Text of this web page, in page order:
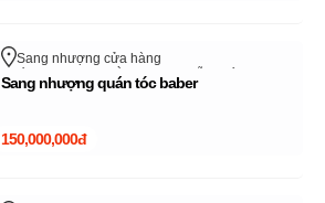
Sang nhượng cửa hàng
Chiều ngang mặt bằng: 5m
Nguyễn Xiển
Quận 9 - TP Thủ ĐứcHồ Chí Minh
Sang nhượng quán tóc baber
150,000,000đ